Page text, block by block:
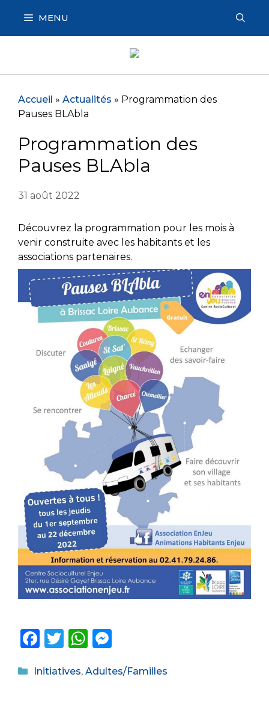
contenu
MENU
Accueil » Actualités » Programmation des
Pauses BLAbla
Programmation des
Pauses BLAbla
31 août 2022
Découvrez la programmation pour les mois à
venir construite avec les habitants et les
associations partenaires.
F
c
T
it
W
a ss
Catégories
Initiatives, Adultes/Familles